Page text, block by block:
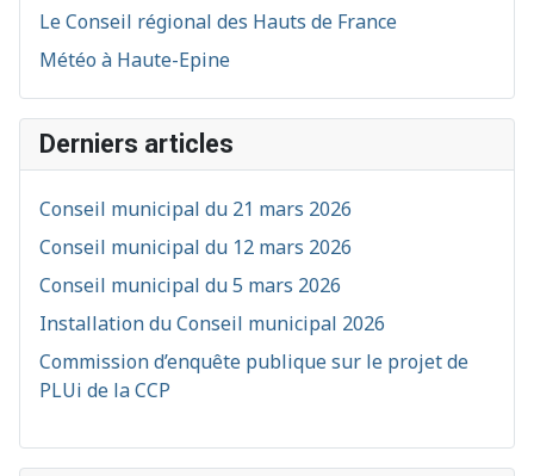
Le Conseil régional des Hauts de France
Météo à Haute-Epine
Derniers articles
Conseil municipal du 21 mars 2026
Conseil municipal du 12 mars 2026
Conseil municipal du 5 mars 2026
Installation du Conseil municipal 2026
Commission d’enquête publique sur le projet de
PLUi de la CCP